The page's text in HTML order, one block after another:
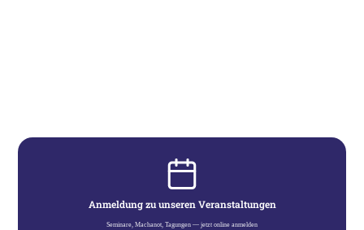
Anmeldung zu unseren Veranstaltungen
Seminare, Machanot, Tagungen — jetzt online anmelden